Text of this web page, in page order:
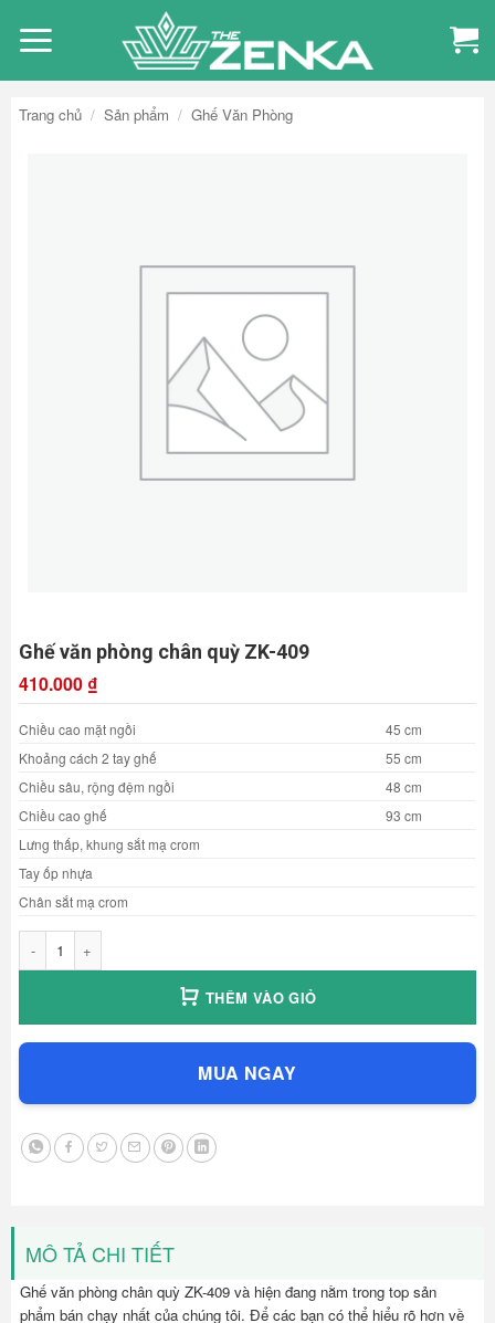
qua
dung
Trang chủ / Sản phẩm / Ghế Văn Phòng
Ghế văn phòng chân quỳ ZK-409
410.000 ₫
Chiều cao mặt ngồi
45 cm
Khoảng cách 2 tay ghế
55 cm
Chiều sâu, rộng đệm ngồi
48 cm
Chiều cao ghế
93 cm
Lưng thấp, khung sắt mạ crom
Tay ốp nhựa
Chân sắt mạ crom
THÊM VÀO GIỎ
MUA NGAY
MÔ TẢ CHI TIẾT
Ghế văn phòng chân quỳ ZK-409 và hiện đang nằm trong top sản
phẩm bán chạy nhất của chúng tôi. Để các bạn có thể hiểu rõ hơn về